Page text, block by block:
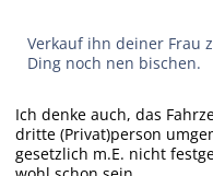
Verkauf ihn deiner Frau
Ding noch nen bischen.
Ich denke auch, das
dritte (Privat)person
gesetzlich m.E. nicht